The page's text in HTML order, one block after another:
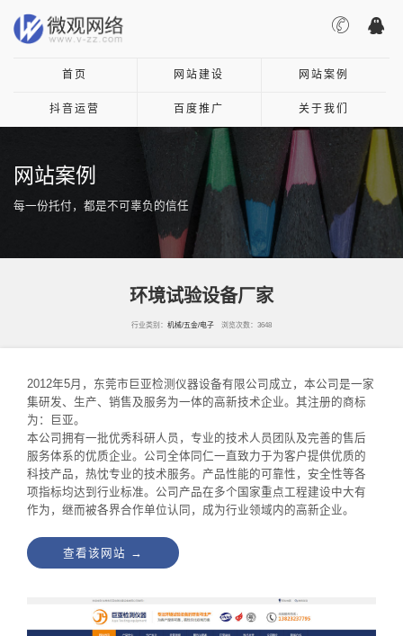
首页 网站建设 网站案例
抖音运营 百度推广 关于我们
网站案例
每一份托付，都是不可辜负的信任
环境试验设备厂家
行业类别： 机械/五金/电子 浏览次数：3648
2012年5月，东莞市巨亚检测仪器设备有限公司成立，本公司是一家
集研发、生产、销售及服务为一体的高新技术企业。其注册的商标
为：巨亚。
本公司拥有一批优秀科研人员，专业的技术人员团队及完善的售后
服务体系的优质企业。公司全体同仁一直致力于为客户提供优质的
科技产品，热忱专业的技术服务。产品性能的可靠性，安全性等各
项指标均达到行业标准。公司产品在多个国家重点工程建设中大有
作为，继而被各界合作单位认同，成为行业领域内的高新企业。
查看该网站 →